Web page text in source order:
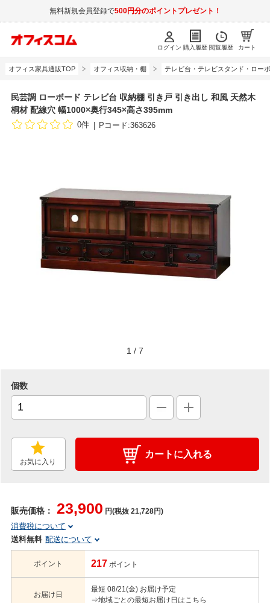
無料新規会員登録で500円分のポイントプレゼント！
ログイン 購入履歴 閲覧履歴 カート
オフィス家具通販TOP オフィス収納・棚 テレビ台・テレビスタンド・ロー
民芸調 ローボード テレビ台 収納棚 引き戸 引き出し 和風 天然木
桐材 配線穴 幅1000×奥行345×高さ395mm
0件 Pコード:363626
1 / 7
個数
お気に入り
カートに入れる
販売価格： 23,900 円(税抜 21,728円)
消費税について
送料無料 配送について
ポイント 217 ポイント
お届け日
最短 08/21(金) お届け予定
⇒地域ごとの最短お届け日はこちら